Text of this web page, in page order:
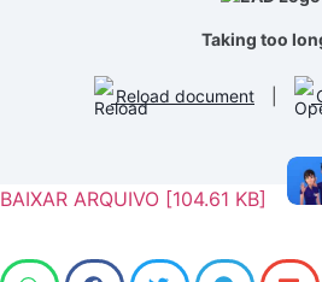
Taking too
Reload document
BAIXAR ARQUIVO [104.61 KB]